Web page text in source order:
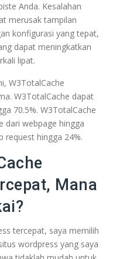
Anda. Kesalahan
merusak tampilan
konfigurasi yang tepat,
dapat meningkatkan
lipat.
W3TotalCache
W3TotalCache dapat
70.5%. W3TotalCache
dari webpage hingga
request hingga 24%.
Mana
tercepat, saya memilih
wordpress yang saya